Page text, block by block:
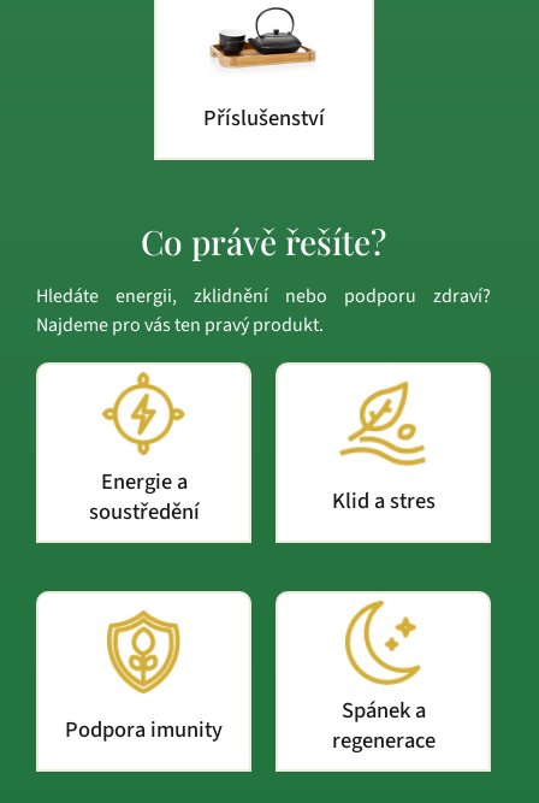
Příslušenství
Co právě řešíte?
Hledáte energii, zklidnění nebo podporu zdraví?
Najdeme pro vás ten pravý produkt.
Energie a
soustředění
Klid a stres
Podpora imunity
Spánek a
regenerace